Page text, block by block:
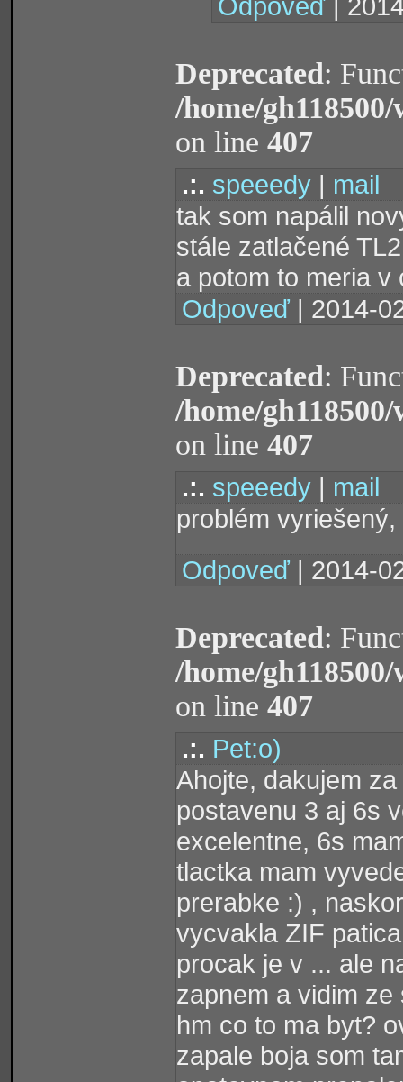
Deprecated:
/home/
on line 407
.:. speeedy | mail
tak som napálil
stále zatlačené
a potom to meria
Odpoveď | 2014-
Deprecated:
/home/
on line 407
.:. speeedy | mail
problém
Odpoveď | 2014-
Deprecated:
/home/
on line 407
.:. Pet:o)
Ahojte, dakujem
postavenu 3 aj 6s
excelentne, 6s
tlactka mam
prerabke :) ,
vycvakla ZIF
procak je v ... ale
zapnem a vidim
hm co to ma byt?
zapale boja som